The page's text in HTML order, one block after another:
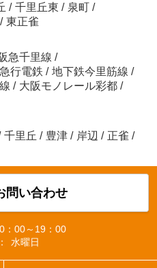
/ 千里丘東 / 泉町 /
/ 東正雀
急千里線 /
行電鉄 / 地下鉄今里筋線 /
/ 大阪モノレール彩都 /
千里丘 / 豊津 / 岸辺 / 正雀 /
問い合わせ
：00～19：00
水曜日